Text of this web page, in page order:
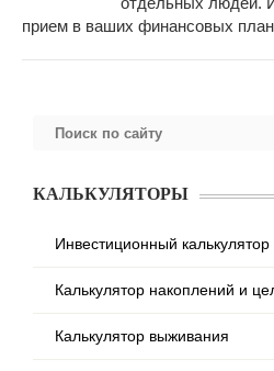
прием в ваших финансовых
КАЛЬКУЛЯТОРЫ
Инвестиционный калькулятор
Калькулятор накоплений и
Калькулятор выживания